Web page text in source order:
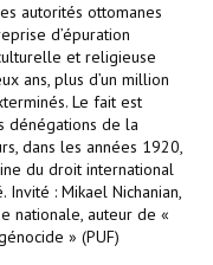
autorités ottomanes
d’épuration
et religieuse
ans, plus d’un million
Le fait est
dénégations de la
dans les années 1920,
du droit international
Invité : Mikael Nichanian,
nationale, auteur de «
» (PUF)